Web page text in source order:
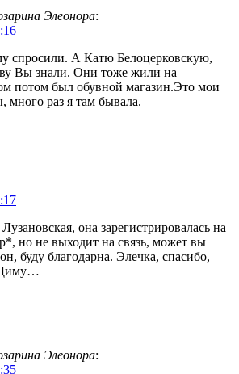
Элеонора:
спросили. А Катю Белоцерковскую,
Вы знали. Они тоже жили на
потом был обувной магазин.Это мои
много раз я там бывала.
она зарегистрировалась на
но не выходит на связь, может вы
буду благодарна. Элечка, спасибо,
Элеонора: